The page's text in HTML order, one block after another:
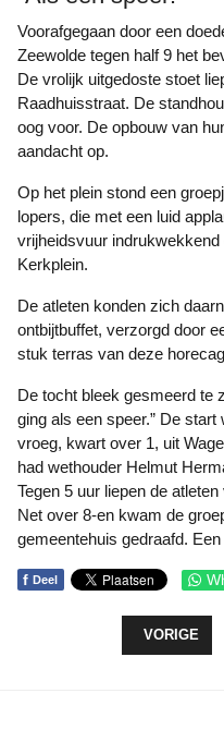
Voorafgegaan door een doedelzakspeler bracht de Atletiekgroep
Zeewolde tegen half 9 het
De vrolijk uitgedoste stoet
Raadhuisstraat. De
oog voor. De opbouw van
aandacht op.
Op het plein stond een groepje veteranen te wachten op de
lopers, die met een luid
vrijheidsvuur
Kerkplein.
De atleten konden zich daarna laven aan een heerlijk
ontbijtbuffet, verzorgd door
stuk terras van deze
De tocht bleek gesmeerd te zijn verlopen. Harry de Meyer: “Het
ging als een speer.” De
vroeg, kwart over 1, uit
had wethouder Helmut
Tegen 5 uur liepen de
Net over 8-en kwam de
gemeentehuis gedraafd.
f Deel
VORIG
VORIGE